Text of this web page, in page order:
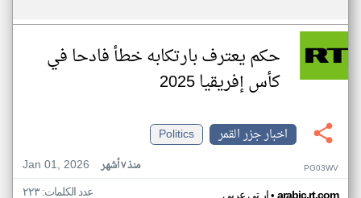
حكم يعترف بارتكابه خطأ فادحا في
كأس إفريقيا 2025
اخبار جزر القمر
Politics
Jan 01, 2026
منذ ٧ أشهر PG03WV
ار تي عربي arabic.rt.com عدد الكلمات: ٢٢٣